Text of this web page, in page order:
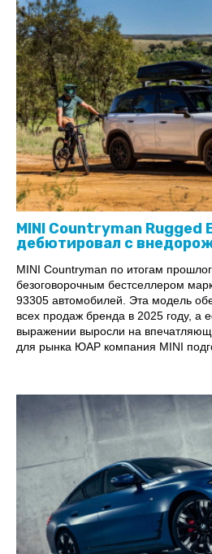
MINI Countryman Rugged
дебютировал с
MINI Countryman по итогам
безоговорочным бестселлером
93305 автомобилей. Эта модель
всех продаж бренда в 2025 году, а
выражении выросли на
для рынка ЮАР компания MINI